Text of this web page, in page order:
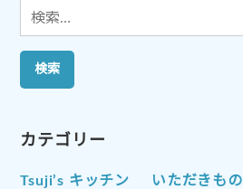
検
索:
カテゴリー
Tsuji’s キッチン いただきもの